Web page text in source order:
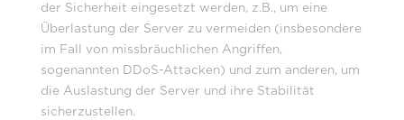
der Sicherheit eingesetzt werden, z.B., um eine
Überlastung der Server zu vermeiden (insbesondere
im Fall von missbräuchlichen Angriffen,
sogenannten DDoS-Attacken) und zum anderen, um
die Auslastung der Server und ihre Stabilität
sicherzustellen.